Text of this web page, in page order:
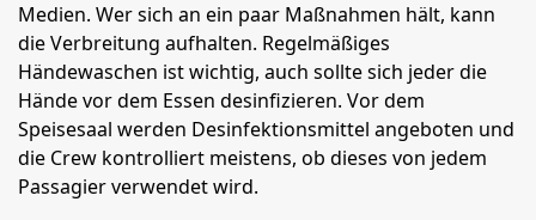
Medien. Wer sich an ein paar Maßnahmen hält, kann
die Verbreitung aufhalten. Regelmäßiges
Händewaschen ist wichtig, auch sollte sich jeder die
Hände vor dem Essen desinfizieren. Vor dem
Speisesaal werden Desinfektionsmittel angeboten und
die Crew kontrolliert meistens, ob dieses von jedem
Passagier verwendet wird.